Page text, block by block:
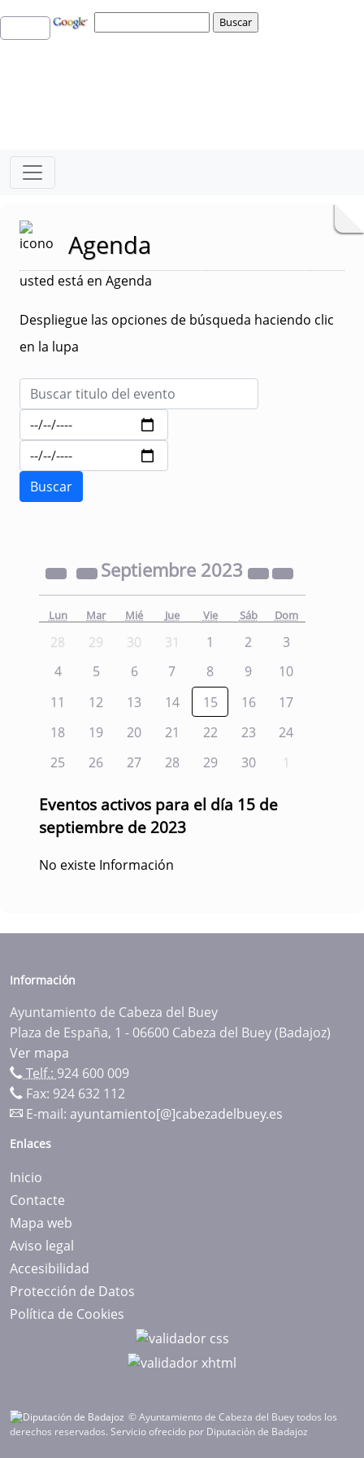
Agenda
usted está en Agenda
Despliegue las opciones de búsqueda haciendo clic
en la lupa
Septiembre 2023
Lun Mar Mié Jue Vie Sáb Dom
28 29 30 31 1 2
3
4
5 6 7 8 9
10
11
12 13 14 15 16
17
18
19 20 21 22 23
24
25
26 27 28 29 30 1
Eventos activos para el día 15 de
septiembre de 2023
No existe Información
Información
Ayuntamiento de Cabeza del Buey
Plaza de España, 1 - 06600 Cabeza del Buey (Badajoz)
Ver mapa
Telf.: 924 600 009
Fax: 924 632 112
E-mail: ayuntamiento[@]cabezadelbuey.es
Enlaces
Inicio
Contacte
Mapa web
Aviso legal
Accesibilidad
Protección de Datos
Política de Cookies
© Ayuntamiento de Cabeza del Buey todos los
derechos reservados. Servicio ofrecido por Diputación de Badajoz